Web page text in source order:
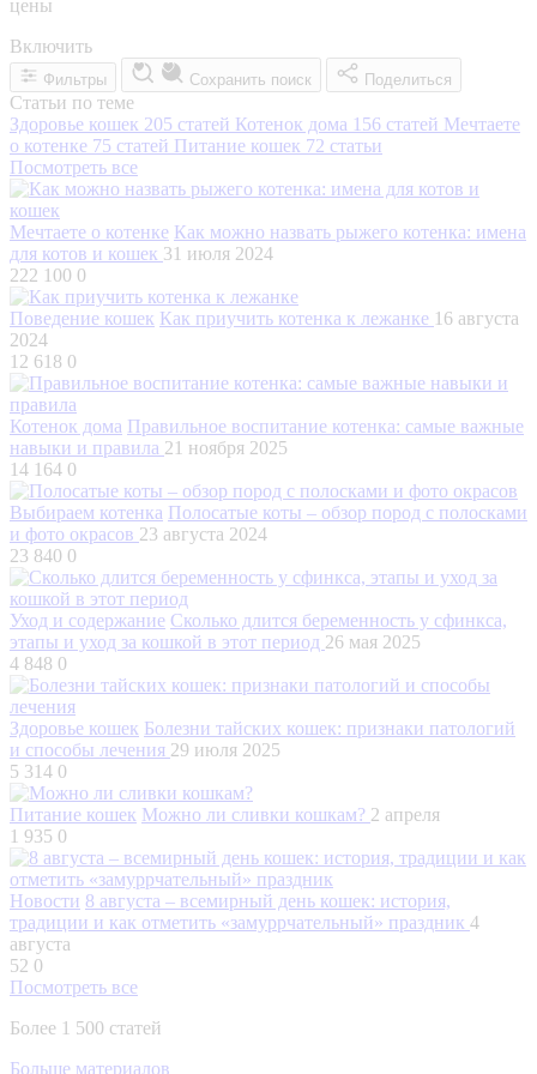
цены
Включить
Фильтры Сохранить поиск Поделиться
Статьи по теме
Здоровье кошек 205 статей Котенок дома 156 статей Мечтаете
о котенке 75 статей Питание кошек 72 статьи
Посмотреть все
Мечтаете о котенке Как можно назвать рыжего котенка: имена
для котов и кошек 31 июля 2024
222 100 0
Поведение кошек Как приучить котенка к лежанке 16 августа
2024
12 618 0
Котенок дома Правильное воспитание котенка: самые важные
навыки и правила 21 ноября 2025
14 164 0
Выбираем котенка Полосатые коты – обзор пород с полосками
и фото окрасов 23 августа 2024
23 840 0
Уход и содержание Сколько длится беременность у сфинкса,
этапы и уход за кошкой в этот период 26 мая 2025
4 848 0
Здоровье кошек Болезни тайских кошек: признаки патологий
и способы лечения 29 июля 2025
5 314 0
Питание кошек Можно ли сливки кошкам? 2 апреля
1 935 0
Новости 8 августа – всемирный день кошек: история,
традиции и как отметить «замуррчательный» праздник 4
августа
52 0
Посмотреть все
Более 1 500 статей
Больше материалов